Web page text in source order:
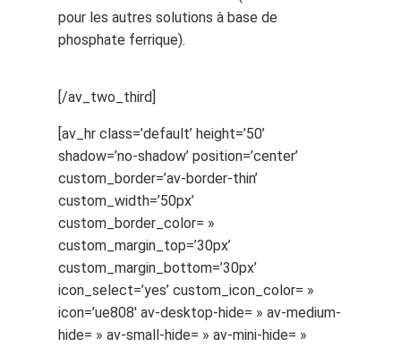
pour les autres solutions à base de
phosphate ferrique).
[/av_two_third]
[av_hr class=’default’ height=’50’
shadow=’no-shadow’ position=’center’
custom_border=’av-border-thin’
custom_width=’50px’
custom_border_color= »
custom_margin_top=’30px’
custom_margin_bottom=’30px’
icon_select=’yes’ custom_icon_color= »
icon=’ue808′ av-desktop-hide= » av-medium-
hide= » av-small-hide= » av-mini-hide= »